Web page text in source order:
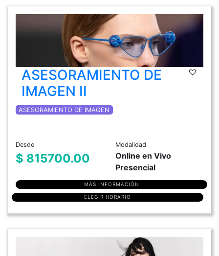
ASESORAMIENTO DE
IMAGEN II
ASESORAMIENTO DE IMAGEN
Desde
$ 815700.00
Modalidad
Online en Vivo
Presencial
MÁS INFORMACIÓN
ELEGIR HORARIO